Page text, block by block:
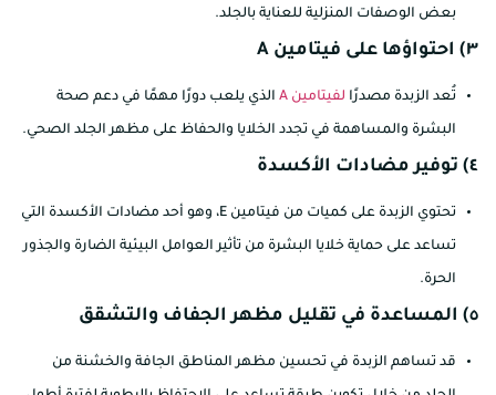
بعض الوصفات المنزلية للعناية بالجلد.
تُعد الزبدة مصدرًالفيتامين A الذي يلعب دورًا مهمًا في دعم صحة
البشرة والمساهمة في تجدد الخلايا والحفاظ على مظهر الجلد الصحي.
تحتوي الزبدة على كميات من فيتامين E، وهو أحد مضادات الأكسدة التي
تساعد على حماية خلايا البشرة من تأثير العوامل البيئية الضارة والجذور
الحرة.
قد تساهم الزبدة في تحسين مظهر المناطق الجافة والخشنة من